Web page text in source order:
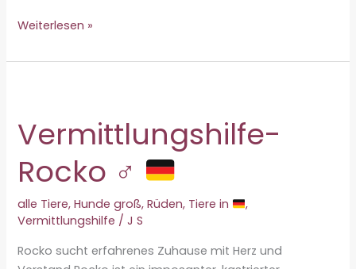
Zuhause
für
Weiterlesen »
Vermittlungshilfe-
Rocko ♂
alle Tiere,Hunde groß,Rüden, Tiere in
,
Vermittlungshilfe /J S
Rocko sucht erfahrenes Zuhause mit Herz und